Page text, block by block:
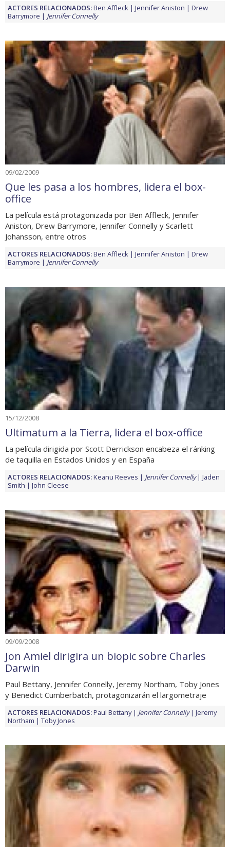
ACTORES RELACIONADOS:Ben Affleck Jennifer Aniston
Drew
Barrymore
Jennifer Connelly
09/02/2009
Que les pasa a los hombres, lidera el box-
office
La película está protagonizada por Ben Affleck, Jennifer
Aniston, Drew Barrymore, Jennifer Connelly y Scarlett
Johansson, entre otros
ACTORES RELACIONADOS:Ben Affleck Jennifer Aniston
Drew
Barrymore
Jennifer Connelly
15/12/2008
Ultimatum a la Tierra, lidera el box-office
La película dirigida por Scott Derrickson encabeza el ránking
de taquilla en Estados Unidos y en España
ACTORES RELACIONADOS:Keanu Reeves Jennifer Connelly
Jaden
Smith
John Cleese
09/09/2008
Jon Amiel dirigira un biopic sobre Charles
Darwin
Paul Bettany, Jennifer Connelly, Jeremy Northam, Toby Jones
y Benedict Cumberbatch, protagonizarán el largometraje
ACTORES RELACIONADOS:Paul Bettany Jennifer Connelly
Jeremy
Northam
Toby Jones